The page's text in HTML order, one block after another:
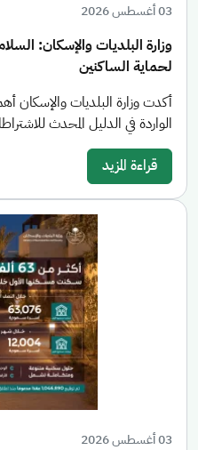
03 أغسطس 2026
وزارة البلديات والإسكان:
لحماية الساكنين
أكدت وزارة البلديات والإسكان
الواردة في الدليل المحدث
قراءة المزيد
03 أغسطس 2026